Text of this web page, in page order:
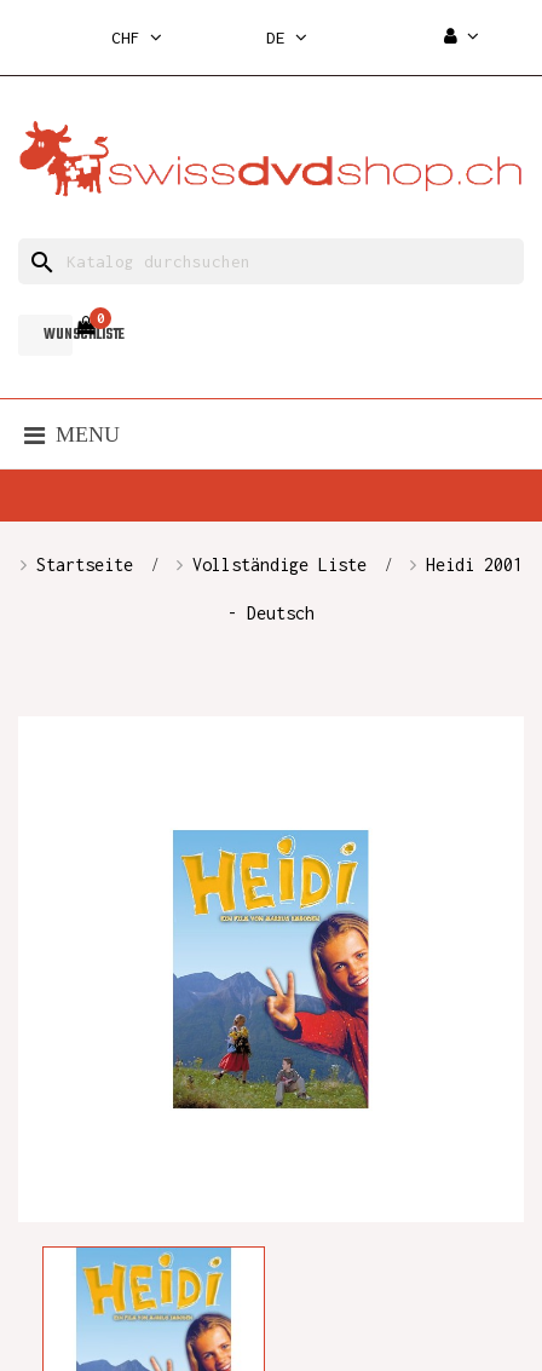
CHF DE
search
WUNSCHLISTE
0
MENU
Startseite Vollständige Liste Heidi 2001
- Deutsch